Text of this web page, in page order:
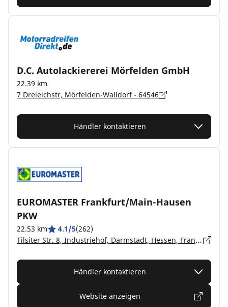
D.C. Autolackiererei Mörfelden GmbH
22.39 km
7 Dreieichstr, Mörfelden-Walldorf - 64546
Händler kontaktieren
EUROMASTER Frankfurt/Main-Hausen
PKW
22.53 km 4.1/5(262)
Tilsiter Str. 8, Industriehof, Darmstadt, Hessen, Frankfurt/M.-Hausen - 60487
Händler kontaktieren
Website anzeigen